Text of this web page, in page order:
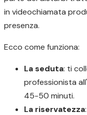
in videochiamata
presenza.
Ecco come funziona:
La seduta: ti
professionista
45-50 minuti.
La riservatezza